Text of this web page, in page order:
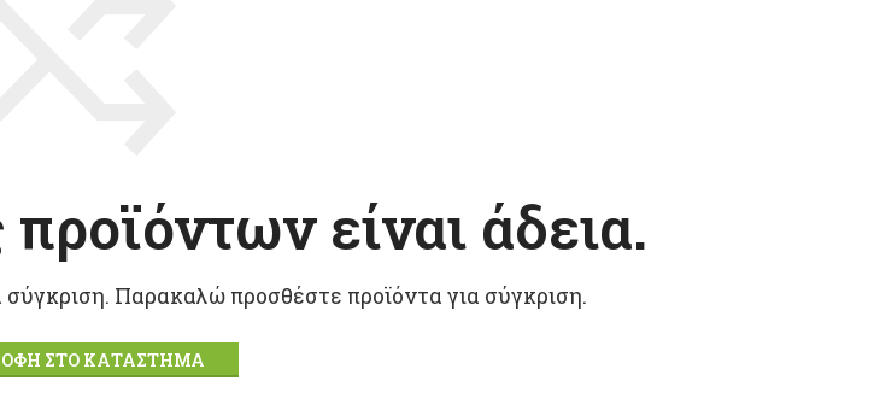
είναι άδεια.
Παρακαλώ προσθέστε προϊόντα για σύγκριση.
ΣΤΟ ΚΑΤΆΣΤΗΜΑ